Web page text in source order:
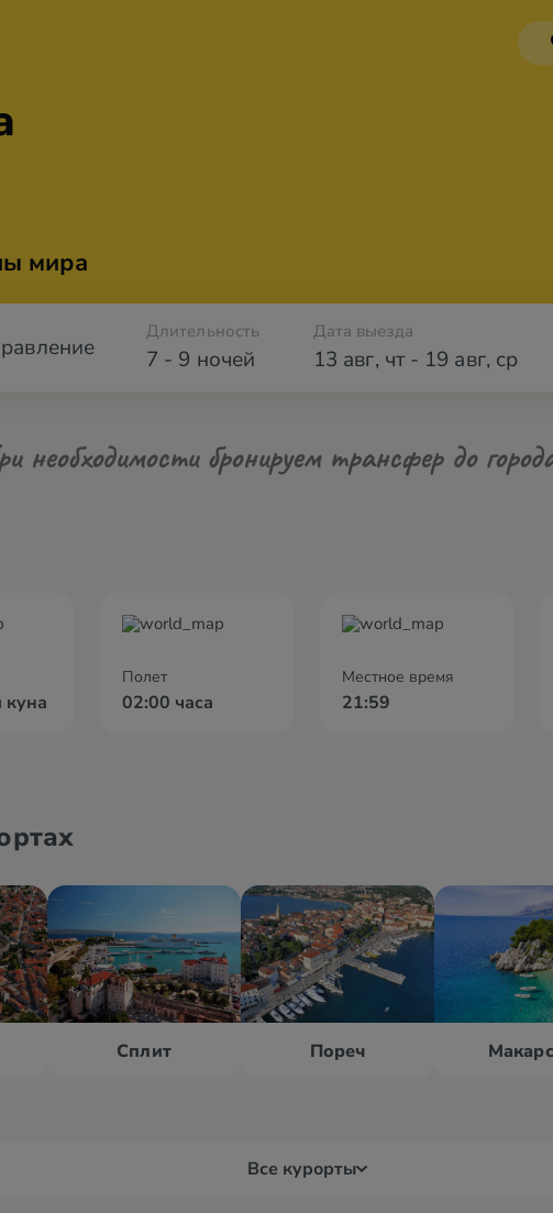
мира
7 - 9 ночей
Длительность Дата выезда
13 авг, чт- 19 авг, ср
необходимости бронируем трансфер до
куна
Полет
02:00 часа
Местное время
21:59
Сплит Пореч
Все курорты